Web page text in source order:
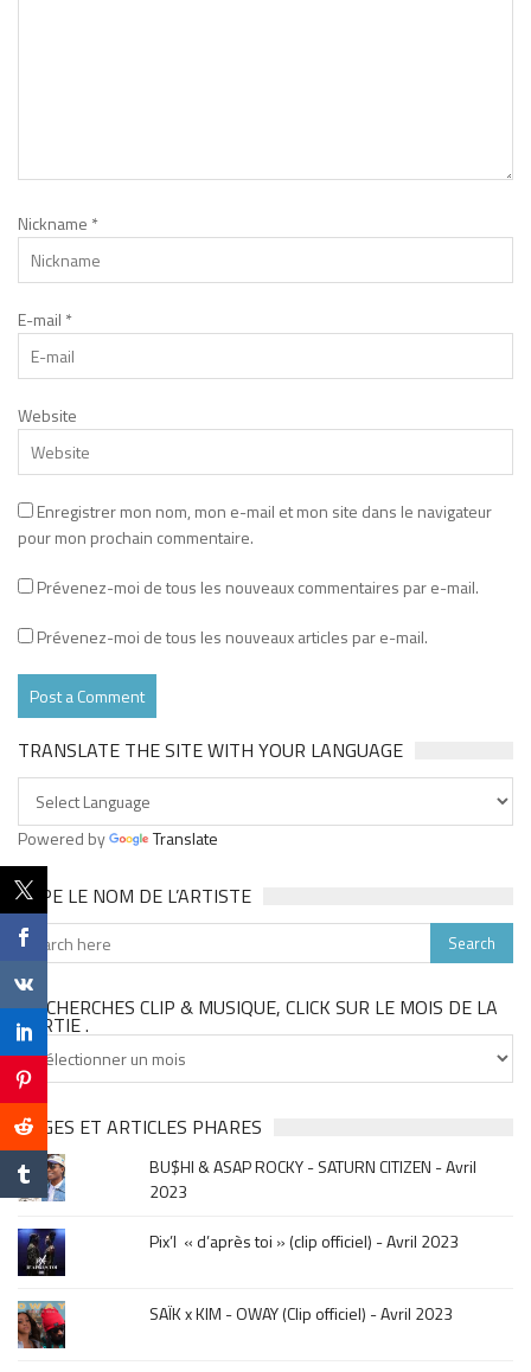
Nickname *
E-mail *
Website
Enregistrer mon nom, mon e-mail et mon site dans le navigateur
pour mon prochain commentaire.
Prévenez-moi de tous les nouveaux commentaires par e-mail.
Prévenez-moi de tous les nouveaux articles par e-mail.
TRANSLATE THE SITE WITH YOUR LANGUAGE
Powered by Translate
TAPE LE NOM DE L’ARTISTE
TU CHERCHES CLIP & MUSIQUE, CLICK SUR LE MOIS DE LA
SORTIE .
Tu
cherches
clip
&
musique,
click
sur
le
mois
de
la
sortie
PAGES ET ARTICLES PHARES
BU$HI & ASAP ROCKY - SATURN CITIZEN - Avril
2023
Pix’l « d’après toi » (clip officiel) - Avril 2023
SAÏK x KIM - OWAY (Clip officiel) - Avril 2023